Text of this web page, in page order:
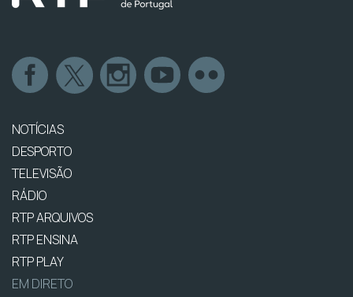
NOTÍCIAS
DESPORTO
TELEVISÃO
RÁDIO
RTP ARQUIVOS
RTP ENSINA
RTP PLAY
EM DIRETO